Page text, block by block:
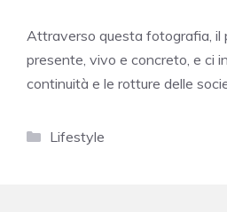
Attraverso questa fotografia, il
presente, vivo e concreto, e ci
continuità e le rotture delle
Categorie
Lifestyle